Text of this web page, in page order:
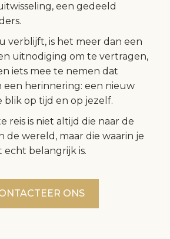
een gedeeld
verblijft, is het meer dan een
uitnodiging om te vertragen,
iets mee te nemen dat
een herinnering: een nieuw
blik op tijd en op jezelf.
reis is niet altijd die naar de
de wereld, maar die waarin je
belangrijk is.
ONS